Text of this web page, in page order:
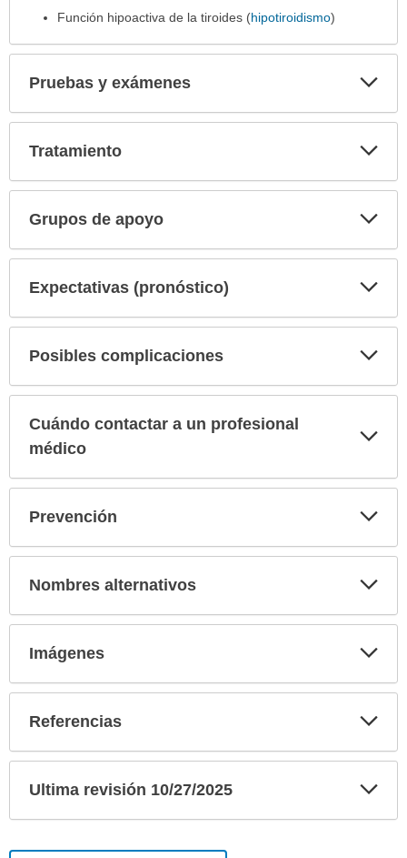
Función hipoactiva de la tiroides (hipotiroidismo)
Pruebas y exámenes
Tratamiento
Grupos de apoyo
Expectativas (pronóstico)
Posibles complicaciones
Cuándo contactar a un profesional
médico
Prevención
Nombres alternativos
Imágenes
Referencias
Ultima revisión 10/27/2025